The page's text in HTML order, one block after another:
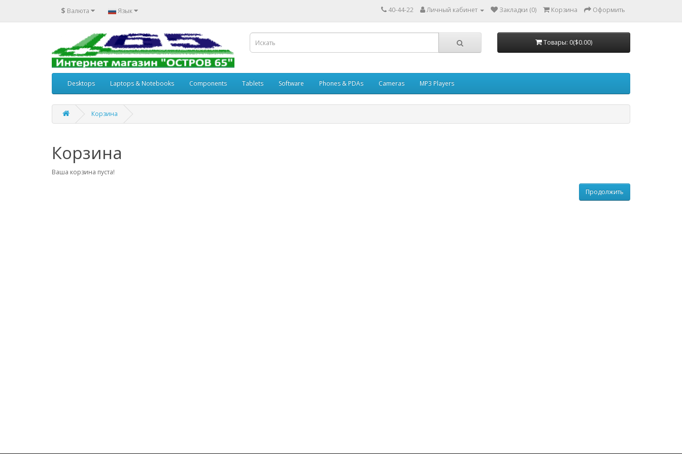
$ Валюта Язык 40-44-22 Личный кабинет Закладки (0) Корзина Оформить
Товары: 0($0.00)
Desktops Laptops & Notebooks Components Tablets Software Phones & PDAs Cameras MP3 Players
Корзина
Корзина
Ваша корзина пуста!
Продолжить